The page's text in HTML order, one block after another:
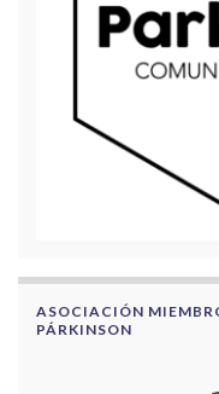
ASOCIACIÓN
PÁRKINSON